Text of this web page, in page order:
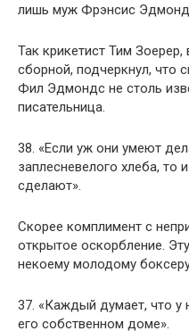
лишь муж Фрэнсис
Так крикетист Тим Зоерер,
сборной, подчеркнул, что
Фил Эдмондс не столь
писательница.
38. «Если уж они умеют
заплесневелого хлеба, то
сделают».
Скорее комплимент с
открытое оскорбление.
некоему молодому
37. «Каждый думает, что у
его собственном доме».